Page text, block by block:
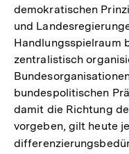
demokratischen
und
Handlungsspielraum
zentralistisch
bundespolitischen
damit die Richtung
vorgeben, gilt heute